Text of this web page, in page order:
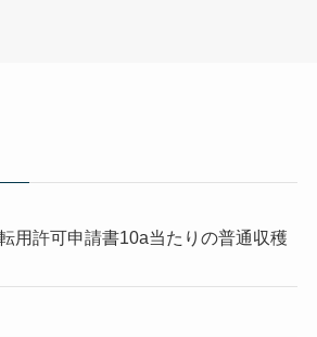
用許可申請書10a当たりの普通収穫